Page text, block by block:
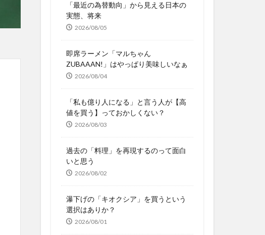
「最近の為替動向」から見える日本の
実態、将来
2026/08/05
即席ラーメン「マルちゃん
ZUBAAAN!」はやっぱり美味しいなぁ
2026/08/04
「私も億り人になる」と言う人が【高
値を買う】っておかしくない？
2026/08/03
過去の「料理」を再現するのって面白
いと思う
2026/08/02
瀑下げの「キオクシア」を買うという
選択はありか？
2026/08/01